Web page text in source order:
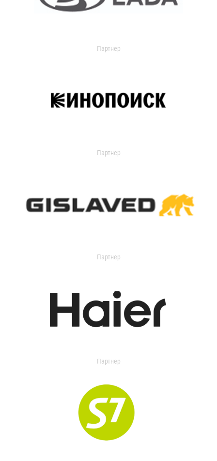
Партнер
Партнер
Партнер
Партнер